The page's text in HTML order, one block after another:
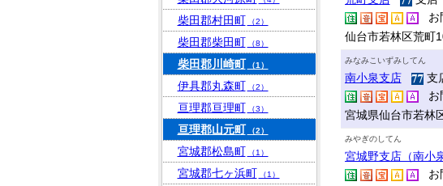
お
仙台市若林区荒町
みなみこいずみしてん
南小泉支店
支
お
宮城県仙台市若林
みやぎのしてん
宮城野支店（南小
お
柴田郡村田町 （2）
柴田郡柴田町 （8）
柴田郡川崎町 （1）
伊具郡丸森町 （2）
亘理郡亘理町 （3）
亘理郡山元町 （2）
宮城郡松島町 （1）
宮城郡七ヶ浜町 （1）